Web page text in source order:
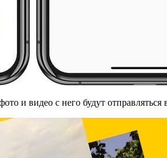
и видео с него будут